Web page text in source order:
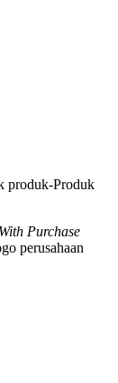
produk-Produk
Purchase
perusahaan